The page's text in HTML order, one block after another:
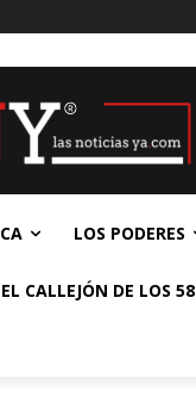
LOS PODERES
EL CALLEJÓN DE LOS 58